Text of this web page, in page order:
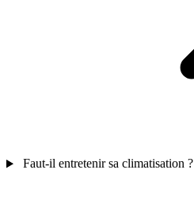
Faut-il entretenir sa climatisation ?